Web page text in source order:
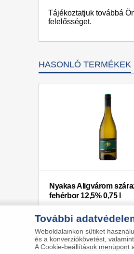
Tájékoztatjuk továbbá
felelősséget.
HASONLÓ TERMÉKEK
Nyakas Aligvárom
fehérbor 12,5% 0,75 l
Árakért és
kérjükjelentkezzen be
További
Weboldalainkon sütiket
és a konverziókövetést,
A Cookie-beállítások menüpont